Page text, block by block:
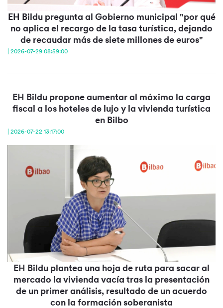
EH Bildu pregunta al Gobierno municipal "por qué
no aplica el recargo de la tasa turística, dejando
de recaudar más de siete millones de euros"
| 2026-07-29 08:59:00
EH Bildu propone aumentar al máximo la carga
fiscal a los hoteles de lujo y la vivienda turística
en Bilbo
| 2026-07-22 13:17:00
EH Bildu plantea una hoja de ruta para sacar al
mercado la vivienda vacía tras la presentación
de un primer análisis, resultado de un acuerdo
con la formación soberanista